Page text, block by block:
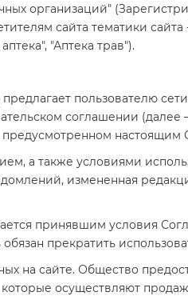
организаций"
сайта тематики
"Аптека трав").
пользователю
соглашении
настоящим
а также условиями
измененная
принявшим условия
прекратить
на сайте. Общество
осуществляют